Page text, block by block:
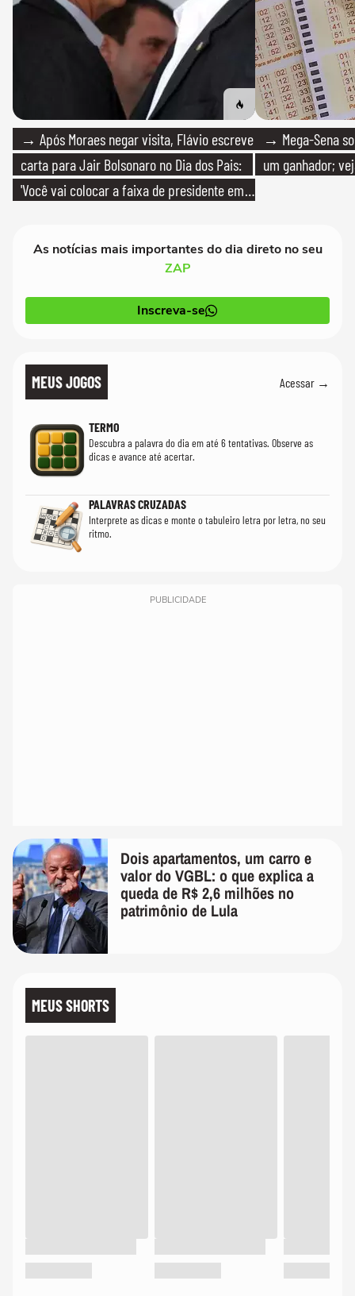
→ Após Moraes negar visita, Flávio escreve
carta para Jair Bolsonaro no Dia dos Pais:
'Você vai colocar a faixa de presidente em
→ Mega-Sena
um ganhador;
As notícias mais importantes do dia direto no seu
ZAP
Inscreva-se
MEUS JOGOS Acessar →
TERMO
Descubra a palavra do dia em até 6 tentativas. Observe as
dicas e avance até acertar.
PALAVRAS CRUZADAS
Interprete as dicas e monte o tabuleiro letra por letra, no seu
ritmo.
PUBLICIDADE
Dois apartamentos, um carro e
valor do VGBL: o que explica a
queda de R$ 2,6 milhões no
patrimônio de Lula
MEUS SHORTS